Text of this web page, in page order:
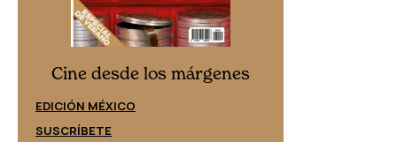
Cine desde los márgenes
EDICIÓN MÉXICO
SUSCRÍBETE